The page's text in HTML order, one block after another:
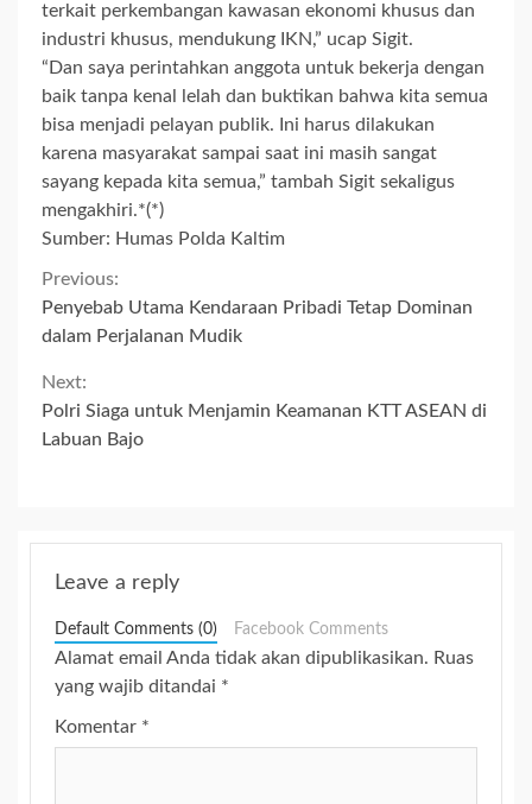
terkait perkembangan kawasan ekonomi khusus dan
industri khusus, mendukung IKN,” ucap Sigit.
“Dan saya perintahkan anggota untuk bekerja dengan
baik tanpa kenal lelah dan buktikan bahwa kita semua
bisa menjadi pelayan publik. Ini harus dilakukan
karena masyarakat sampai saat ini masih sangat
sayang kepada kita semua,” tambah Sigit sekaligus
mengakhiri.*(*)
Sumber: Humas Polda Kaltim
Continue
Reading
Previous:
Penyebab Utama Kendaraan Pribadi Tetap Dominan
dalam Perjalanan Mudik
Next:
Polri Siaga untuk Menjamin Keamanan KTT ASEAN di
Labuan Bajo
Leave a reply
Default Comments (0) Facebook Comments
Alamat email Anda tidak akan dipublikasikan. Ruas
yang wajib ditandai *
Komentar *